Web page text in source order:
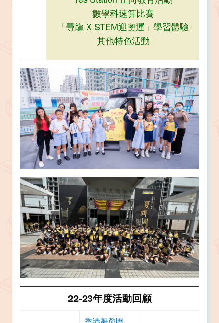
數學科速算比賽​​​​​​​​​​​​​​​​​​​​​
「尋龍 X STEM迎奧運」學習體驗
其他特色活動
22-23年度活動回顧
香港舞蹈團